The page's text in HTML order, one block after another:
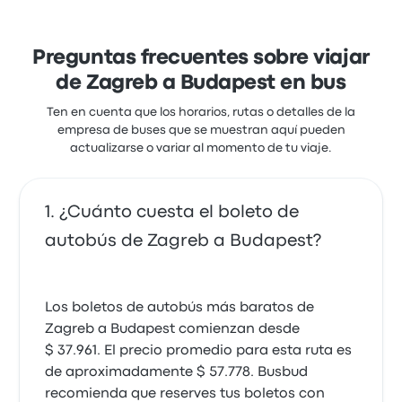
Preguntas frecuentes sobre viajar
de Zagreb a Budapest en bus
Ten en cuenta que los horarios, rutas o detalles de la
empresa de buses que se muestran aquí pueden
actualizarse o variar al momento de tu viaje.
¿Cuánto cuesta el boleto de
autobús de Zagreb a Budapest?
Los boletos de autobús más baratos de
Zagreb a Budapest comienzan desde
$ 37.961. El precio promedio para esta ruta es
de aproximadamente $ 57.778. Busbud
recomienda que reserves tus boletos con